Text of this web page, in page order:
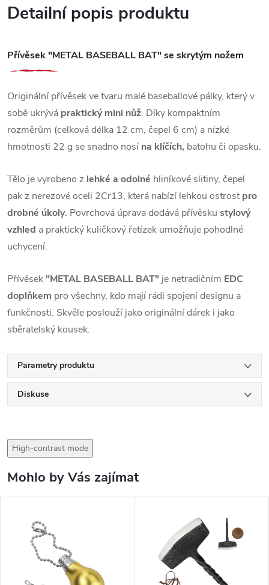
Detailní popis produktu
Přívěsek "METAL BASEBALL BAT" se skrytým nožem
Originální přívěsek ve tvaru malé baseballové pálky, který v
sobě ukrývá praktický mini nůž. Díky kompaktním
rozměrům (celková délka 12 cm, čepel 6 cm) a nízké
hmotnosti 22 g se snadno nosí na klíčích, batohu či opasku.
Tělo je vyrobeno z lehké a odolné hliníkové slitiny, čepel
pak z nerezové oceli 2Cr13, která nabízí lehkou ostrostpro
drobné úkoly. Povrchová úprava dodává přívěsku stylový
vzhled a praktický kuličkový řetízek umožňuje pohodlné
uchycení.
Přívěsek"METAL BASEBALL BAT" je netradičním EDC
doplňkem pro všechny, kdo mají rádi spojení designu a
funkčnosti. Skvěle poslouží jako originální dárek i jako
sběratelský kousek.
Parametry produktu
Diskuse
High-contrast mode
Mohlo by Vás zajímat